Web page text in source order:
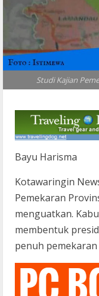
Studi Kajian
Bayu Harisma
Kotawaringin
Pemekaran
menguatkan.
membentuk
penuh